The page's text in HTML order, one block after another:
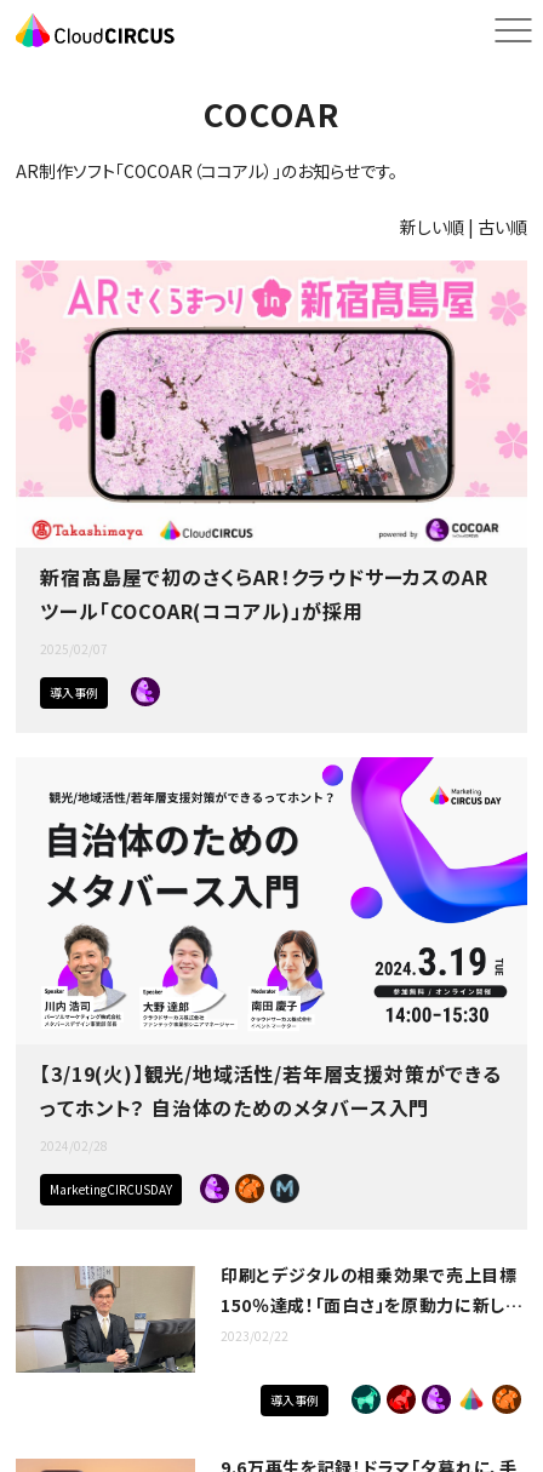
COCOAR
AR制作ソフト「COCOAR（ココアル）」のお知らせです。
新しい順 | 古い順
新宿髙島屋で初のさくらAR！クラウドサーカスのAR
ツール「COCOAR(ココアル)」が採用
2025/02/07
導入事例
【3/19(火)】観光/地域活性/若年層支援対策ができる
ってホント？ 自治体のためのメタバース入門
2024/02/28
MarketingCIRCUSDAY
印刷とデジタルの相乗効果で売上目標
150％達成！「面白さ」を原動力に新しい
アイデアを生み出す/とうざわ印刷工芸
2023/02/22
導入事例